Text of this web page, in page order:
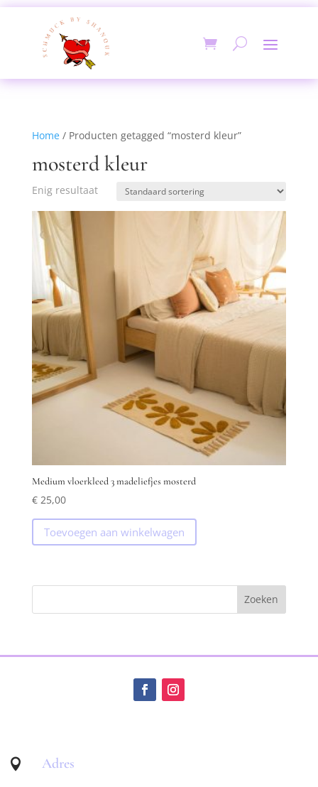
Home/ Producten getagged “mosterd kleur”
mosterd kleur
Enig resultaat
Medium vloerkleed 3 madeliefjes mosterd
€25,00
Toevoegen aan winkelwagen
 Adres